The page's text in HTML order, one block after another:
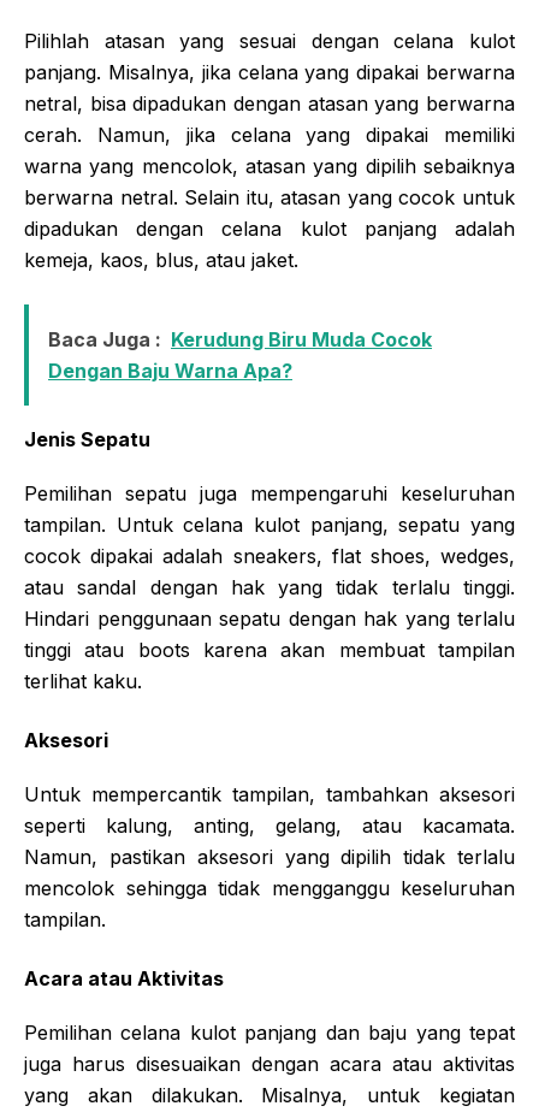
Pilihlah atasan yang sesuai dengan celana kulot
panjang. Misalnya, jika celana yang dipakai berwarna
netral, bisa dipadukan dengan atasan yang berwarna
cerah. Namun, jika celana yang dipakai memiliki
warna yang mencolok, atasan yang dipilih sebaiknya
berwarna netral. Selain itu, atasan yang cocok untuk
dipadukan dengan celana kulot panjang adalah
kemeja, kaos, blus, atau jaket.
Baca Juga : Kerudung Biru Muda Cocok
Dengan Baju Warna Apa?
Jenis Sepatu
Pemilihan sepatu juga mempengaruhi keseluruhan
tampilan. Untuk celana kulot panjang, sepatu yang
cocok dipakai adalah sneakers, flat shoes, wedges,
atau sandal dengan hak yang tidak terlalu tinggi.
Hindari penggunaan sepatu dengan hak yang terlalu
tinggi atau boots karena akan membuat tampilan
terlihat kaku.
Aksesori
Untuk mempercantik tampilan, tambahkan aksesori
seperti kalung, anting, gelang, atau kacamata.
Namun, pastikan aksesori yang dipilih tidak terlalu
mencolok sehingga tidak mengganggu keseluruhan
tampilan.
Acara atau Aktivitas
Pemilihan celana kulot panjang dan baju yang tepat
juga harus disesuaikan dengan acara atau aktivitas
yang akan dilakukan. Misalnya, untuk kegiatan